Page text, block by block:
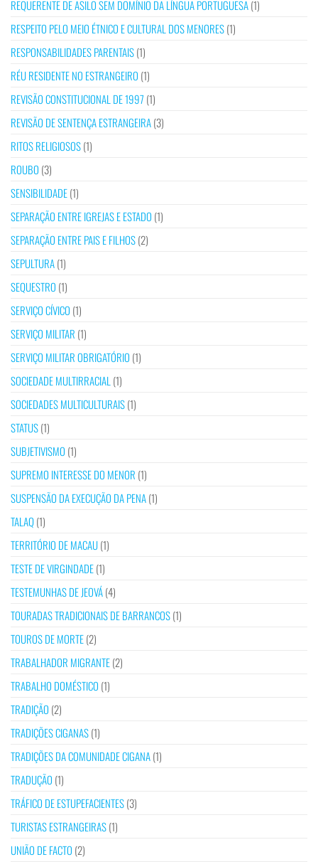
REQUERENTE DE ASILO SEM DOMÍNIO DA LÍNGUA PORTUGUESA(1)
RESPEITO PELO MEIO ÉTNICO E CULTURAL DOS MENORES(1)
RESPONSABILIDADES PARENTAIS(1)
RÉU RESIDENTE NO ESTRANGEIRO (1)
REVISÃO CONSTITUCIONAL DE 1997 (1)
REVISÃO DE SENTENÇA ESTRANGEIRA(3)
RITOS RELIGIOSOS(1)
ROUBO (3)
SENSIBILIDADE(1)
SEPARAÇÃO ENTRE IGREJAS E ESTADO (1)
SEPARAÇÃO ENTRE PAIS E FILHOS(2)
SEPULTURA(1)
SEQUESTRO (1)
SERVIÇO CÍVICO (1)
SERVIÇO MILITAR (1)
SERVIÇO MILITAR OBRIGATÓRIO (1)
SOCIEDADE MULTIRRACIAL (1)
SOCIEDADES MULTICULTURAIS(1)
STATUS(1)
SUBJETIVISMO (1)
SUPREMO INTERESSE DO MENOR (1)
SUSPENSÃO DA EXECUÇÃO DA PENA(1)
TALAQ(1)
TERRITÓRIO DE MACAU(1)
TESTE DE VIRGINDADE(1)
TESTEMUNHAS DE JEOVÁ(4)
TOURADAS TRADICIONAIS DE BARRANCOS(1)
TOUROS DE MORTE(2)
TRABALHADOR MIGRANTE(2)
TRABALHO DOMÉSTICO (1)
TRADIÇÃO (2)
TRADIÇÕES CIGANAS(1)
TRADIÇÕES DA COMUNIDADE CIGANA(1)
TRADUÇÃO (1)
TRÁFICO DE ESTUPEFACIENTES(3)
TURISTAS ESTRANGEIRAS(1)
UNIÃO DE FACTO (2)